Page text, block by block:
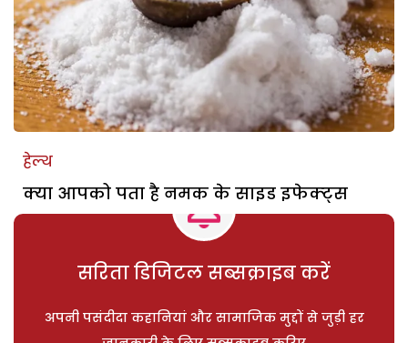
हेल्थ
क्या आपको पता है नमक के साइड इफेक्ट्स
सरिता डिजिटल सब्सक्राइब करें
अपनी पसंदीदा कहानियां और सामाजिक मुद्दों से जुड़ी हर